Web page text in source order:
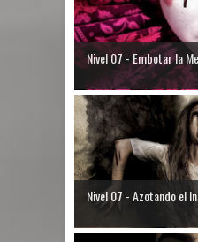
Nivel 07 - Embotar la
Nivel 07 - Azotando el